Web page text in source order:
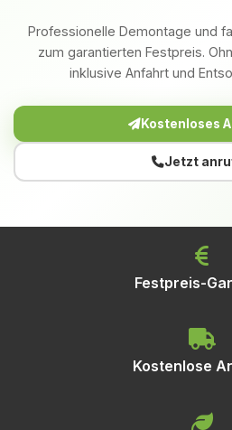
Professionelle Demontage und
zum garantierten Festpreis.
inklusive Anfahrt und
Kostenloses
Jetzt
Festpreis-
Kostenlose